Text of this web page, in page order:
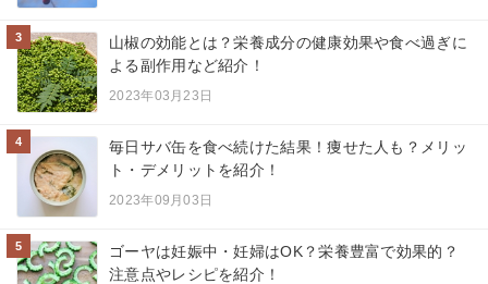
3
山椒の効能とは？栄養成分の健康効果や食べ過ぎに
よる副作用など紹介！
2023年03月23日
4
毎日サバ缶を食べ続けた結果！痩せた人も？メリッ
ト・デメリットを紹介！
2023年09月03日
5
ゴーヤは妊娠中・妊婦はOK？栄養豊富で効果的？
注意点やレシピを紹介！